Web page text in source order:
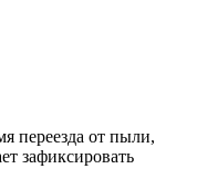
переезда от пыли,
зафиксировать